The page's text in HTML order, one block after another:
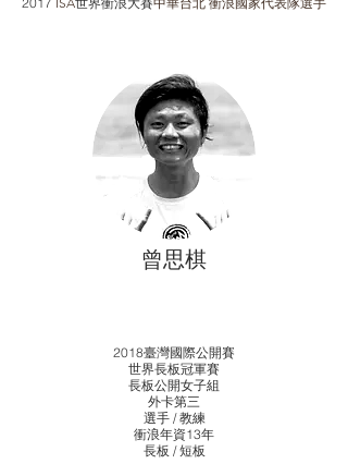
曾思棋
2018臺灣國際公開賽
世界長板冠軍賽
長板公開女子組
外卡第三
選手 / 教練
​衝浪年資13年
​長板 / 短板